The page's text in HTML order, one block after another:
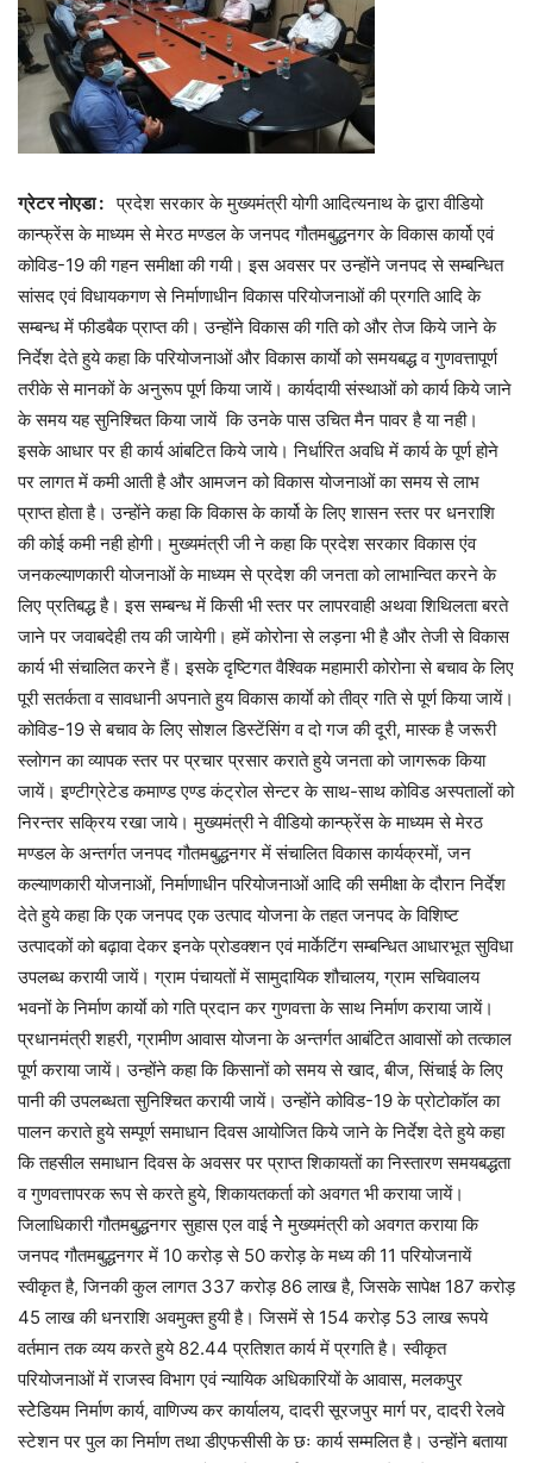
ग्रेटर नोएडा : प्रदेश सरकार के मुख्यमंत्री योगी आदित्यनाथ के द्वारा वीडियो
कान्फ्रेंस के माध्यम से मेरठ मण्डल के जनपद गौतमबुद्धनगर के विकास कार्यो एवं
कोविड-19 की गहन समीक्षा की गयी। इस अवसर पर उन्होंने जनपद से सम्बन्धित
सांसद एवं विधायकगण से निर्माणाधीन विकास परियोजनाओं की प्रगति आदि के
सम्बन्ध में फीडबैक प्राप्त की। उन्होंने विकास की गति को और तेज किये जाने के
निर्देश देते हुये कहा कि परियोजनाओं और विकास कार्याे को समयबद्ध व गुणवत्तापूर्ण
तरीके से मानकों के अनुरूप पूर्ण किया जायें। कार्यदायी संस्थाओं को कार्य किये जाने
के समय यह सुनिश्चित किया जायें कि उनके पास उचित मैन पावर है या नही।
इसके आधार पर ही कार्य आंबटित किये जाये। निर्धारित अवधि में कार्य के पूर्ण होने
पर लागत में कमी आती है और आमजन को विकास योजनाओं का समय से लाभ
प्राप्त होता है। उन्होंने कहा कि विकास के कार्यो के लिए शासन स्तर पर धनराशि
की कोई कमी नही होगी। मुख्यमंत्री जी ने कहा कि प्रदेश सरकार विकास एंव
जनकल्याणकारी योजनाओं के माध्यम से प्रदेश की जनता को लाभान्वित करने के
लिए प्रतिबद्ध है। इस सम्बन्ध में किसी भी स्तर पर लापरवाही अथवा शिथिलता बरते
जाने पर जवाबदेही तय की जायेगी। हमें कोरोना से लड़ना भी है और तेजी से विकास
कार्य भी संचालित करने हैं। इसके दृष्टिगत वैश्विक महामारी कोरोना से बचाव के लिए
पूरी सतर्कता व सावधानी अपनाते हुय विकास कार्याे को तीव्र गति से पूर्ण किया जायें।
कोविड-19 से बचाव के लिए सोशल डिस्टेंसिंग व दो गज की दूरी, मास्क है जरूरी
स्लोगन का व्यापक स्तर पर प्रचार प्रसार कराते हुये जनता को जागरूक किया
जायें। इण्टीग्रेटेड कमाण्ड एण्ड कंट्रोल सेन्टर के साथ-साथ कोविड अस्पतालों को
निरन्तर सक्रिय रखा जाये। मुख्यमंत्री ने वीडियो कान्फ्रेंस के माध्यम से मेरठ
मण्डल के अन्तर्गत जनपद गौतमबुद्धनगर में संचालित विकास कार्यक्रमों, जन
कल्याणकारी योजनाओं, निर्माणाधीन परियोजनाओं आदि की समीक्षा के दौरान निर्देश
देते हुये कहा कि एक जनपद एक उत्पाद योजना के तहत जनपद के विशिष्ट
उत्पादकों को बढ़ावा देकर इनके प्रोडक्शन एवं मार्केटिंग सम्बन्धित आधारभूत सुविधा
उपलब्ध करायी जायें। ग्राम पंचायतों में सामुदायिक शौचालय, ग्राम सचिवालय
भवनों के निर्माण कार्याे को गति प्रदान कर गुणवत्ता के साथ निर्माण कराया जायें।
प्रधानमंत्री शहरी, ग्रामीण आवास योजना के अन्तर्गत आबंटित आवासों को तत्काल
पूर्ण कराया जायें। उन्होंने कहा कि किसानों को समय से खाद, बीज, सिंचाई के लिए
पानी की उपलब्धता सुनिश्चित करायी जायें। उन्होंने कोविड-19 के प्रोटोकाॅल का
पालन कराते हुये सम्पूर्ण समाधान दिवस आयोजित किये जाने के निर्देश देते हुये कहा
कि तहसील समाधान दिवस के अवसर पर प्राप्त शिकायतों का निस्तारण समयबद्धता
व गुणवत्तापरक रूप से करते हुये, शिकायतकर्ता को अवगत भी कराया जायें।
जिलाधिकारी गौतमबुद्धनगर सुहास एल वाई नेे मुख्यमंत्री को अवगत कराया कि
जनपद गौतमबुद्धनगर में 10 करोड़ से 50 करोड़ के मध्य की 11 परियोजनायें
स्वीकृत है, जिनकी कुल लागत 337 करोड़ 86 लाख है, जिसके सापेक्ष 187 करोड़
45 लाख की धनराशि अवमुक्त हुयी है। जिसमें से 154 करोड़ 53 लाख रूपये
वर्तमान तक व्यय करते हुये 82.44 प्रतिशत कार्य में प्रगति है। स्वीकृत
परियोजनाओं में राजस्व विभाग एवं न्यायिक अधिकारियों के आवास, मलकपुर
स्टेेडियम निर्माण कार्य, वाणिज्य कर कार्यालय, दादरी सूरजपुर मार्ग पर, दादरी रेलवे
स्टेशन पर पुल का निर्माण तथा डीएफसीसी के छः कार्य सम्मलित है। उन्होंने बताया